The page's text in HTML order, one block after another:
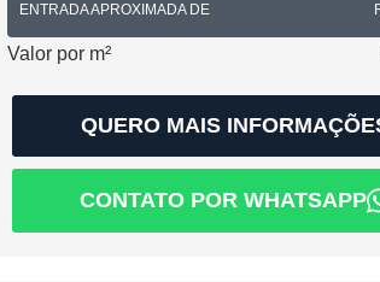
ENTRADA APROXIMADA DE
Valor por m²
QUERO MAIS
CONTATO POR WHATSAPP